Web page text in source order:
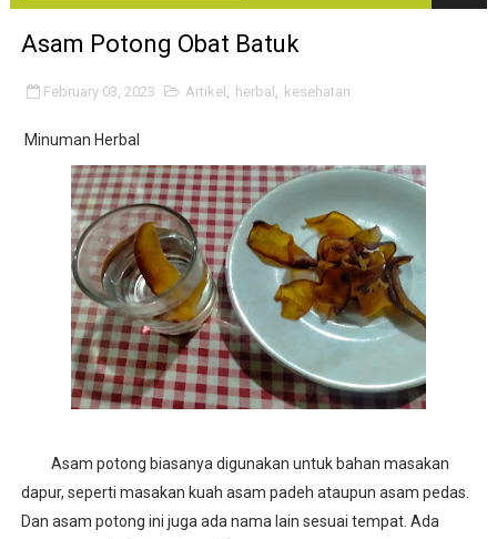
PenDulas 1 Membahana
Kegiatan Proyek Penguatan Profil Pelajar Pancasila
Vaksin Polio di SMPN 12 Lhokseumawe
Lomba Tingkat Pramuka Penggalang
BPBD di SMPN 12 Lhokseumawe
Kapolsek Banda Sakti di SMPN 12 Lhokseumawe
Karya Wisata ke Suzuya
Sosialisasi dan Kolaborasi
Kegiatan Projek Penguatan Profil Pelajar Pancasila di
Supervisi Tingkatkan Aksi
Asam Potong Obat Batuk
February 03, 2023 Artikel herbal kesehatan
Minuman Herbal
Asam potong biasanya digunakan untuk bahan masakan
dapur, seperti masakan kuah asam padeh ataupun asam pedas.
Dan asam potong ini juga ada nama lain sesuai tempat. Ada